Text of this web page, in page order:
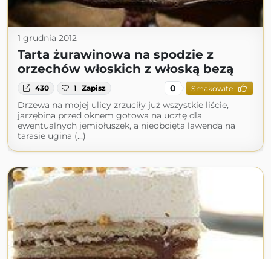
1 grudnia 2012
Tarta żurawinowa na spodzie z
orzechów włoskich z włoską bezą
430 1 Zapisz 0 Smakowite
Drzewa na mojej ulicy zrzuciły już wszystkie liście,
jarzębina przed oknem gotowa na ucztę dla
ewentualnych jemiołuszek, a nieobcięta lawenda na
tarasie ugina (...)